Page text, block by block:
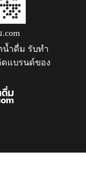
น้ำดื่ม รับทำ
แบรนด์ของ